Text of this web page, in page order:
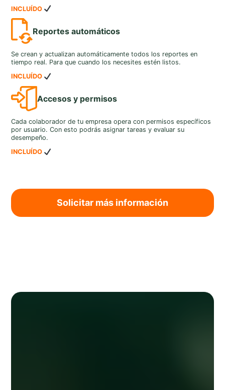
INCLUÍDO
Reportes automáticos
Se crean y actualizan automáticamente todos los reportes en
tiempo real. Para que cuando los necesites estén listos.
INCLUÍDO
Accesos y permisos
Cada colaborador de tu empresa opera con permisos específicos
por usuario. Con esto podrás asignar tareas y evaluar su
desempeño.
INCLUÍDO
Solicitar más información